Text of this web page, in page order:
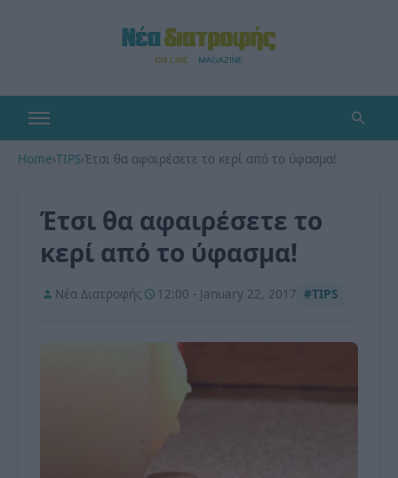
Home›TIPS›Έτσι θα αφαιρέσετε το κερί από το ύφασμα!
Έτσι θα αφαιρέσετε το
κερί από το ύφασμα!
Νέα Διατροφής 12:00 - January 22, 2017 #TIPS